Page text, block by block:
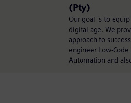
(Pty)
Our goal is to
digital age. We
approach to
engineer Low-
Automation and